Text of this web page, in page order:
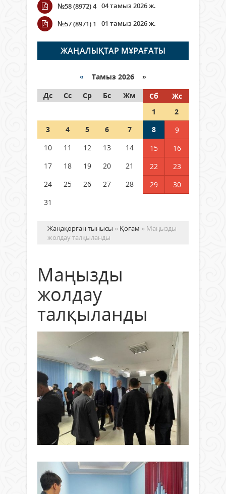
Wi-Fi ҚАБЫРҒА АРҚЫЛЫ ҚАЛАЙ
ӨТЕДІ?
06 тамыз 2026 ж. 267
граждане Казахстана,
05 тамыз 2026 ж. 148
Шетелде жүрген Қазақстан
азаматтары қалай дауыс бере
№58 (8972) 4 04 тамыз 2026 ж.
№57 (8971) 1
01 тамыз 2026 ж.
ЖАҢАЛЫҚТАР МҰРАҒАТЫ
« Тамыз 2026 »
Дс
Сс Ср Бс Жм Сб
Жс
1
2
3
4 5 6 7 8
9
10
11 12 13 14 15
16
17
18 19 20 21 22
23
24
25 26 27 28 29
30
31
Жаңақорған тынысы » Қоғам » Маңызды
жолдау талқыланды
Маңызды
жолдау
талқыланды